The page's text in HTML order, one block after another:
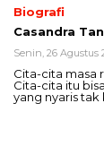
Biografi
Casandra
Senin, 26 Agustus
Cita-cita masa
Cita-cita itu
yang nyaris